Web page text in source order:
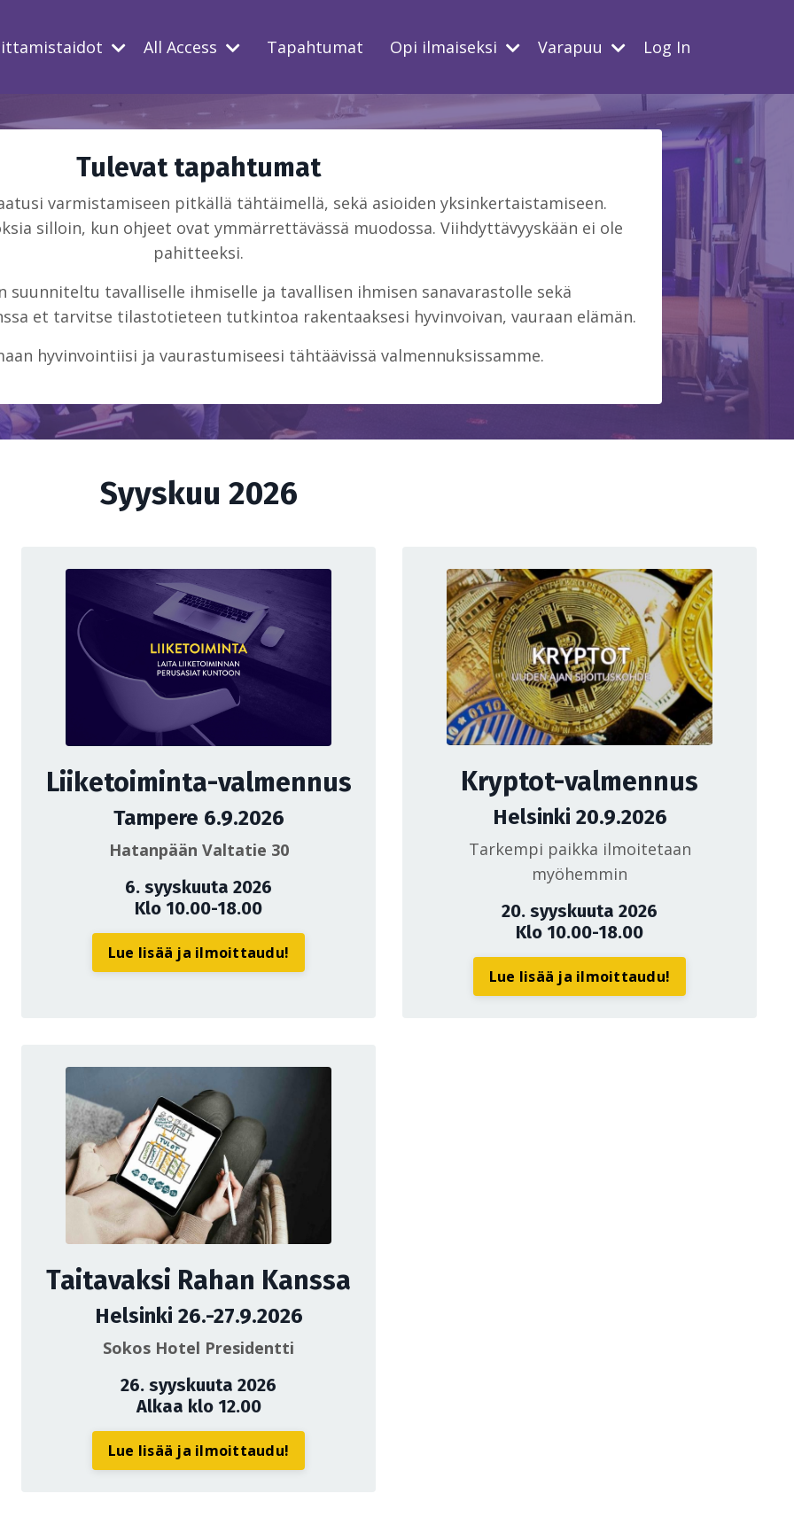
All Access Tapahtumat Opi ilmaiseksi Varapuu Log In
Tulevat tapahtumat
varmistamiseen pitkällä tähtäimellä, sekä asioiden yksinkertaistamiseen.
silloin, kun ohjeet ovat ymmärrettävässä muodossa. Viihdyttävyyskään ei ole
pahitteeksi.
suunniteltu tavalliselle ihmiselle ja tavallisen ihmisen sanavarastolle sekä
et tarvitse tilastotieteen tutkintoa rakentaaksesi hyvinvoivan, vauraan elämän.
hyvinvointiisi ja vaurastumiseesi tähtäävissä valmennuksissamme.
Syyskuu 2026
Liiketoiminta-valmennus
Tampere 6.9.2026
Hatanpään Valtatie 30
6. syyskuuta 2026
Klo 10.00-18.00
Lue lisää ja ilmoittaudu!
Kryptot-valmennus
Helsinki 20.9.2026
Tarkempi paikka ilmoitetaan
myöhemmin
20. syyskuuta 2026
Klo 10.00-18.00
Lue lisää ja ilmoittaudu!
Taitavaksi Rahan Kanssa
Helsinki 26.-27.9.2026
Sokos Hotel Presidentti
26. syyskuuta 2026
Alkaa klo 12.00
Lue lisää ja ilmoittaudu!